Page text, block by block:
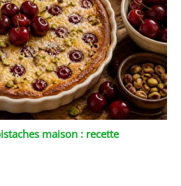
maison : recette